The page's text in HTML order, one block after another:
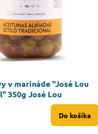
v marináde "José Lou
350g José Lou
Do košíka